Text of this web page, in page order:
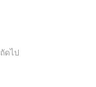
ดไป